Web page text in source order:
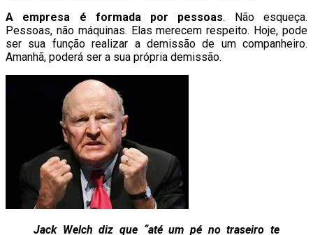
A empresa é formada por pessoas. Não esqueça.
Pessoas, não máquinas. Elas merecem respeito. Hoje, pode
ser sua função realizar a demissão de um companheiro.
Amanhã, poderá ser a sua própria demissão.
Jack Welch diz que “até um pé no traseiro te